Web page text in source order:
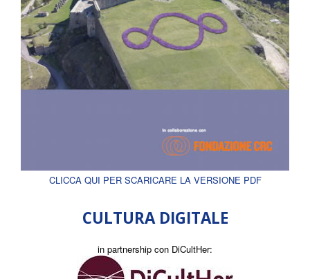
CLICCA QUI PER SCARICARE LA VERSIONE PDF
CULTURA DIGITALE
in partnership con DiCultHer: